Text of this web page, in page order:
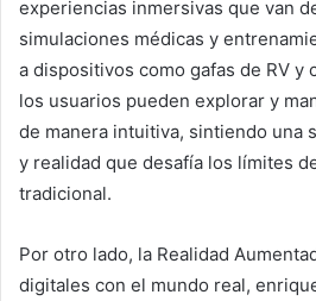
experiencias inmersivas que van
simulaciones médicas y
a dispositivos como gafas de RV y
los usuarios pueden explorar y
de manera intuitiva, sintiendo una
y realidad que desafía los límites
tradicional.
Por otro lado, la Realidad
digitales con el mundo real,